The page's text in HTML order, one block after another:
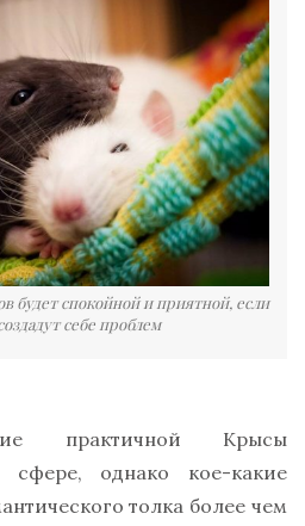
будет спокойной и приятной, если
себе проблем
практичной Крысы
сфере, однако кое-какие
толка более чем